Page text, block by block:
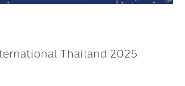
Thailand 2025